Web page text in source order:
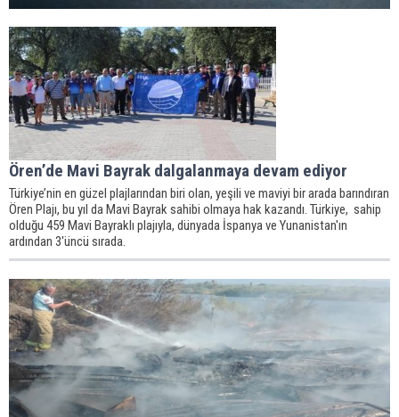
Ören’de Mavi Bayrak dalgalanmaya devam ediyor
Türkiye’nin en güzel plajlarından biri olan, yeşili ve maviyi bir arada barındıran
Ören Plajı, bu yıl da Mavi Bayrak sahibi olmaya hak kazandı. Türkiye, sahip
olduğu 459 Mavi Bayraklı plajıyla, dünyada İspanya ve Yunanistan'ın
ardından 3'üncü sırada.